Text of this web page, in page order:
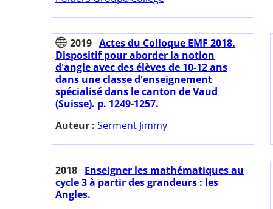
2019 Actes du Colloque EMF 2018.
Dispositif pour aborder la notion
d'angle avec des élèves de 10-12 ans
dans une classe d'enseignement
spécialisé dans le canton de Vaud
(Suisse). p. 1249-1257.
Auteur : Serment Jimmy
2018 Enseigner les mathématiques au
cycle 3 à partir des grandeurs : les
Angles.